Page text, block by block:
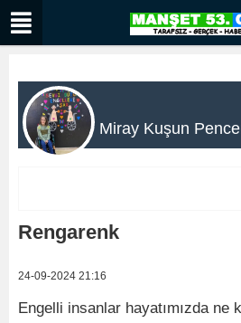
Miray Kuşun
Rengarenk
24-09-2024 21:16
Engelli insanlar hayatımızda ne